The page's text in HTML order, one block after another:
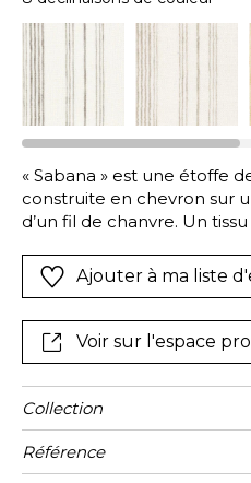
« Sabana » est une étoffe
construite en chevron sur
d’un fil de chanvre. Un
blanc. Ajouter à ma liste
Voir sur l'espace pro
Collection
Référence